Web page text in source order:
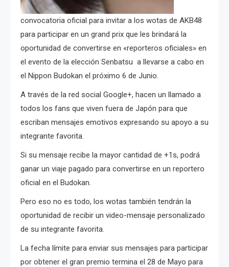
convocatoria oficial para invitar a los wotas de AKB48
para participar en un grand prix que les brindará la
oportunidad de convertirse en «reporteros oficiales» en
el evento de la elección Senbatsu a llevarse a cabo en
el Nippon Budokan el próximo 6 de Junio.
A través de la red social Google+, hacen un llamado a
todos los fans que viven fuera de Japón para que
escriban mensajes emotivos expresando su apoyo a su
integrante favorita.
Si su mensaje recibe la mayor cantidad de +1s, podrá
ganar un viaje pagado para convertirse en un reportero
oficial en el Budokan.
Pero eso no es todo, los wotas también tendrán la
oportunidad de recibir un video-mensaje personalizado
de su integrante favorita.
La fecha límite para enviar sus mensajes para participar
por obtener el gran premio termina el 28 de Mayo para